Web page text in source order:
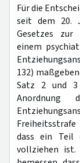
Für die
seit dem 20.
Gesetzes zur
einem
132)
Satz 2 und 3
Anordnung
dass ein Teil
vollziehen